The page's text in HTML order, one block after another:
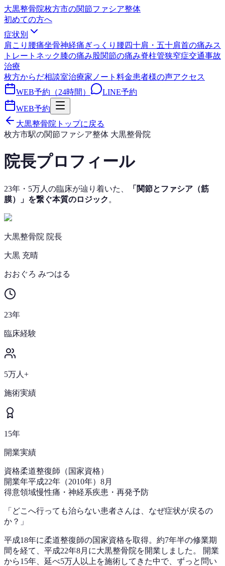
大黒整骨院枚方市の関節ファシア整体
初めての方へ
症状別
肩こり 腰痛坐骨神経痛ぎっくり腰四十肩・五十肩首の痛みス
トレートネック膝の痛み股関節の痛み脊柱管狭窄症交通事故
治療
枚方からだ相談室治療家ノート 料金患者様の声アクセス
WEB予約（24時間）
LINE予約
WEB予約
大黒整骨院トップに戻る
枚方市駅の関節ファシア整体 大黒整骨院
院長プロフィール
23年・5万人の臨床が辿り着いた、
「関節とファシア（筋
膜）」を繋ぐ本質のロジック 。
大黒整骨院 院長
大黒 充晴
おおぐろ みつはる
23年
臨床経験
5万人+
施術実績
15年
開業実績
資格柔道整復師（国家資格）
開業年平成22年（2010年）8月
得意領域慢性痛・神経系疾患・再発予防
「どこへ行っても治らない患者さんは、なぜ症状が戻るの
か？」
平成18年に柔道整復師の国家資格を取得。約7年半の修業期
間を経て、平成22年8月に大黒整骨院を開業しました。 開業
から15年、延べ5万人以上を施術してきた中で、ずっと問い